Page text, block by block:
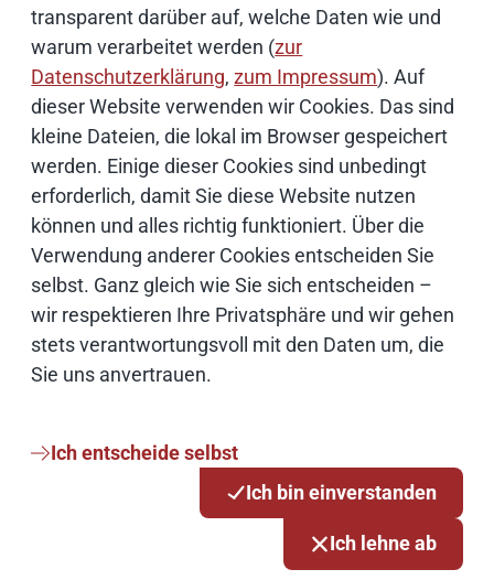
transparent darüber auf, welche Daten wie und
warum verarbeitet werden (zur
Datenschutzerklärung,zum Impressum). Auf
dieser Website verwenden wir Cookies. Das sind
kleine Dateien, die lokal im Browser gespeichert
werden. Einige dieser Cookies sind unbedingt
erforderlich, damit Sie diese Website nutzen
können und alles richtig funktioniert. Über die
Verwendung anderer Cookies entscheiden Sie
selbst. Ganz gleich wie Sie sich entscheiden –
wir respektieren Ihre Privatsphäre und wir gehen
stets verantwortungsvoll mit den Daten um, die
Sie uns anvertrauen.
Ich entscheide selbst
Ich bin einverstanden
Ich lehne ab
Britta Heinrich
Pressesprecherin
040 42846-3047
0171 3342284
E-Mail schreiben